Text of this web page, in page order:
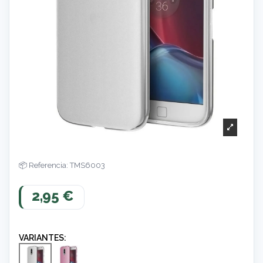
Referencia: TMS6003
2,95 €
VARIANTES: